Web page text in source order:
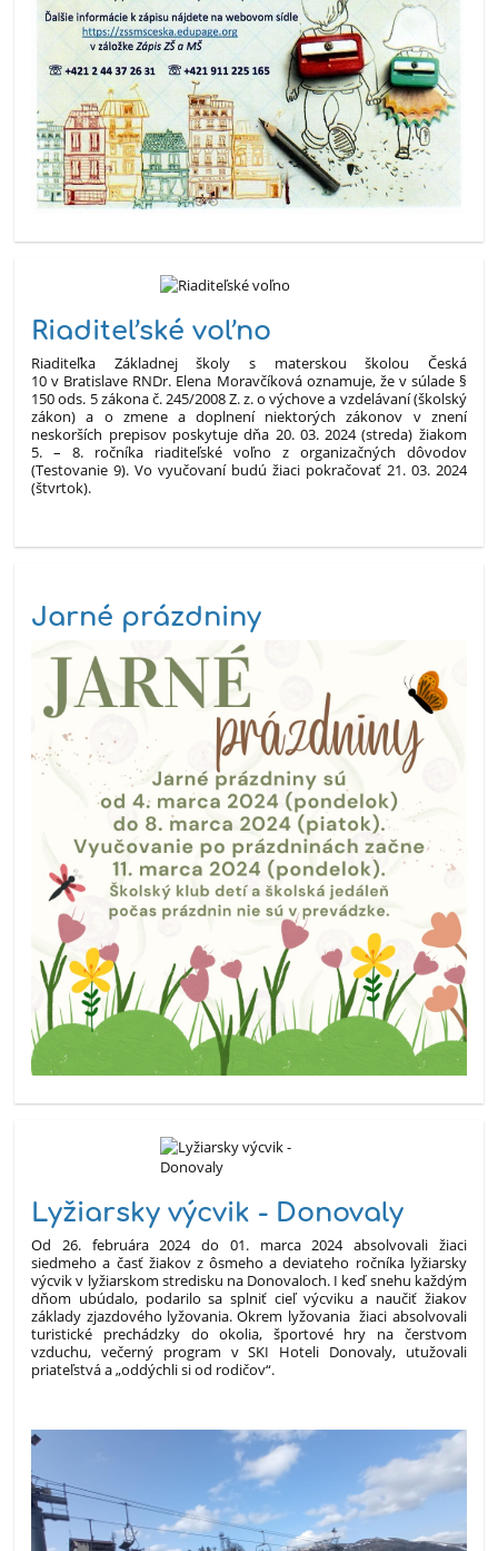
Riaditeľské voľno
Riaditeľka Základnej školy s materskou školou Česká
10 v Bratislave RNDr. Elena Moravčíková oznamuje, že v súlade §
150 ods. 5 zákona č. 245/2008 Z. z. o výchove a vzdelávaní (školský
zákon) a o zmene a doplnení niektorých zákonov v znení
neskorších prepisov poskytuje dňa 20. 03. 2024 (streda) žiakom
5. – 8. ročníka riaditeľské voľno z organizačných dôvodov
(Testovanie 9). Vo vyučovaní budú žiaci pokračovať 21. 03. 2024
(štvrtok).
Jarné prázdniny
Lyžiarsky výcvik - Donovaly
Od 26. februára 2024 do 01. marca 2024 absolvovali žiaci
siedmeho a časť žiakov z ôsmeho a deviateho ročníka lyžiarsky
výcvik v lyžiarskom stredisku na Donovaloch. I keď snehu každým
dňom ubúdalo, podarilo sa splniť cieľ výcviku a naučiť žiakov
základy zjazdového lyžovania. Okrem lyžovania žiaci absolvovali
turistické prechádzky do okolia, športové hry na čerstvom
vzduchu, večerný program v SKI Hoteli Donovaly, utužovali
priateľstvá a „oddýchli si od rodičov“.